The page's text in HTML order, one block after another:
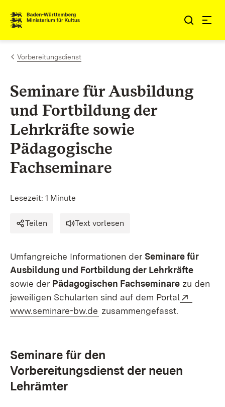
Zum Inhalt springen
Link zur Startseite
Vorbereitungsdienst
Seminare für Ausbildung
und Fortbildung der
Lehrkräfte sowie
Pädagogische
Fachseminare
Lesezeit: 1 Minute
Teilen Text vorlesen
Umfangreiche Informationen der Seminare für
Ausbildung und Fortbildung der Lehrkräfte
sowie der Pädagogischen Fachseminare zu den
jeweiligen Schularten sind auf dem Portal
www.seminare-bw.de (Öffnet in neuem Fenster)
zusammengefasst.
Seminare für den
Vorbereitungsdienst der neuen
Lehrämter